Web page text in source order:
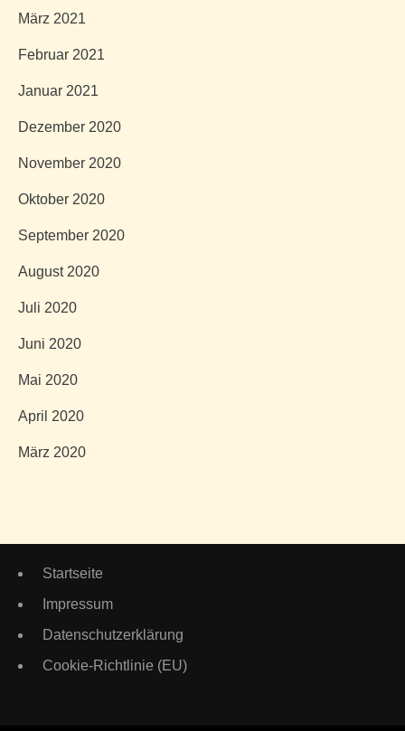
März 2021
Februar 2021
Januar 2021
Dezember 2020
November 2020
Oktober 2020
September 2020
August 2020
Juli 2020
Juni 2020
Mai 2020
April 2020
März 2020
Startseite
Impressum
Datenschutzerklärung
Cookie-Richtlinie (EU)